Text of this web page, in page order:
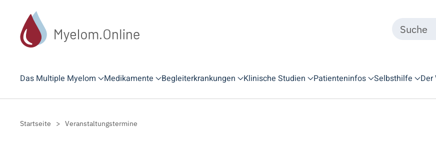
Zum Hauptinhalt springen
Das Multiple Myelom Medikamente Begleiterkrankungen Klinische Studien Patienteninfos Selbsthilfe Der
Startseite Veranstaltungstermine